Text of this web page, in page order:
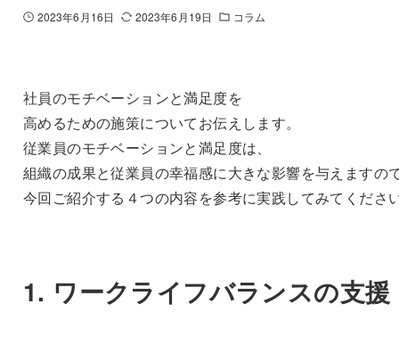
2023年6月16日 2023年6月19日 コラム
社員のモチベーションと満足度を
高めるための施策についてお伝えします。
従業員のモチベーションと満足度は、
組織の成果と従業員の幸福感に大きな影響を与えますの
今回ご紹介する４つの内容を参考に実践してみてくださ
1. ワークライフバランスの支援